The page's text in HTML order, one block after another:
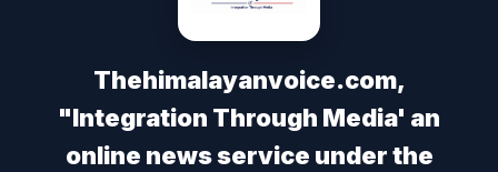
Thehimalayanvoice.com,
"Integration Through Media' an
online news service under the